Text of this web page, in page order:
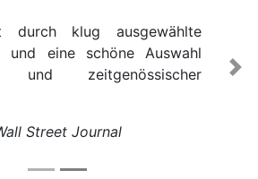
durch klug ausgewählte
und eine schöne Auswahl
und zeitgenössischer
Street Journal